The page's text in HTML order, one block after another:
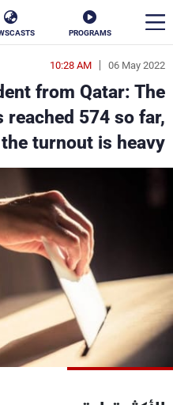
PROGRAMS
06 May 2022
10:28 AM
from Qatar: The
574 so far,
turnout is heavy
en
الأخبار
سياسة
كأس العالم
البرامج
جدول البرامج
شاهد البرامج